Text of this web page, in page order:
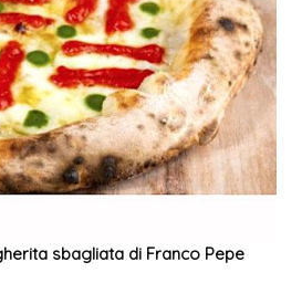
sbagliata di Franco Pepe